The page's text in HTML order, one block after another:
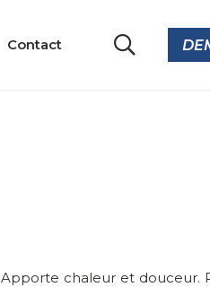
Contact
Apporte chaleur et douceur.